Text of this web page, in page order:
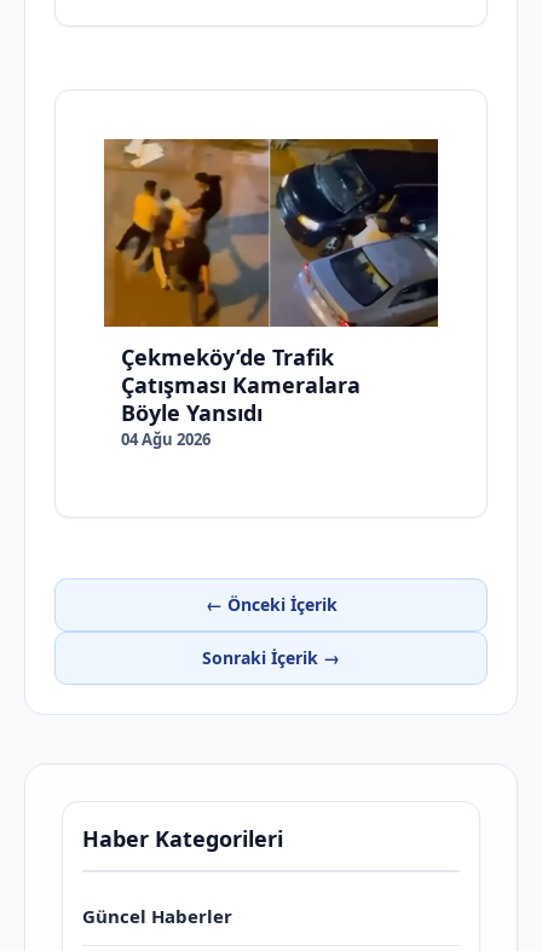
Çekmeköy’de Trafik
Çatışması Kameralara
Böyle Yansıdı
04 Ağu 2026
← Önceki İçerik
Sonraki İçerik →
Haber Kategorileri
Güncel Haberler